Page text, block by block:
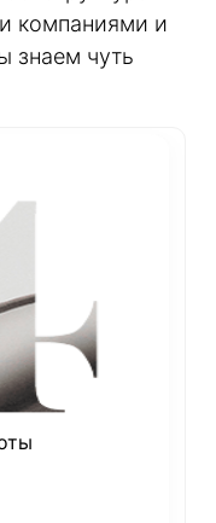
компаниями и
знаем чуть